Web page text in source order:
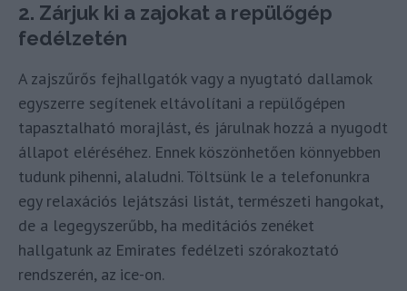
2. Zárjuk ki a zajokat a repülőgép
fedélzetén
A zajszűrős fejhallgatók vagy a nyugtató dallamok
egyszerre segítenek eltávolítani a repülőgépen
tapasztalható morajlást, és járulnak hozzá a nyugodt
állapot eléréséhez. Ennek köszönhetően könnyebben
tudunk pihenni, alaludni. Töltsünk le a telefonunkra
egy relaxációs lejátszási listát, természeti hangokat,
de a legegyszerűbb, ha meditációs zenéket
hallgatunk az Emirates fedélzeti szórakoztató
rendszerén, az ice-on.